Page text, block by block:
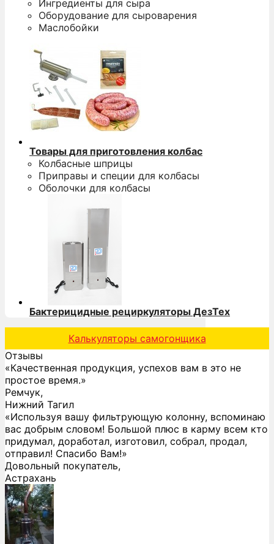
Ингредиенты для сыра
Оборудование для сыроварения
Маслобойки
Товары для приготовления колбас
Колбасные шприцы
Приправы и специи для колбасы
Оболочки для колбасы
Бактерицидные рециркуляторы ДезТех
Калькуляторы самогонщика
Отзывы
«Качественная продукция, успехов вам в это не
простое время.»
Ремчук,
Нижний Тагил
«Используя вашу фильтрующую колонну, вспоминаю
вас добрым словом! Большой плюс в карму всем кто
придумал, доработал, изготовил, собрал, продал,
отправил! Спасибо Вам!»
Довольный покупатель,
Астрахань